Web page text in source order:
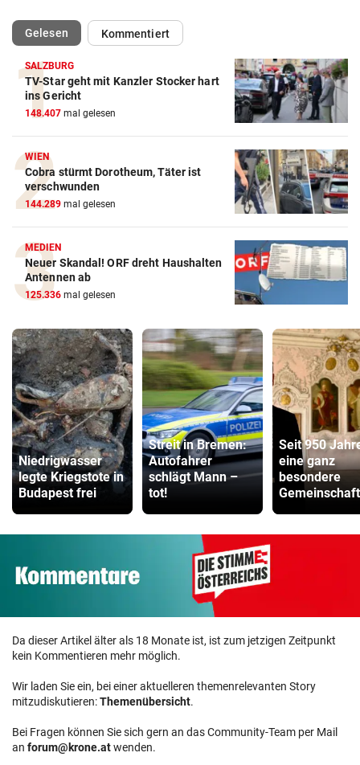
Gelesen(ausgewählt)Kommentiert
SALZBURG
TV-Star geht mit Kanzler Stocker hart
ins Gericht
148.407 mal gelesen
WIEN
Cobra stürmt Dorotheum, Täter ist
verschwunden
144.289 mal gelesen
MEDIEN
Neuer Skandal! ORF dreht Haushalten
Antennen ab
125.336 mal gelesen
Niedrigwasser
legte Kriegstote in
Budapest frei
Streit in Bremen:
Autofahrer
schlägt Mann –
tot!
Seit 950
eine ganz
besondere
Gemeinschaft
Da dieser Artikel älter als 18 Monate ist, ist zum jetzigen Zeitpunkt
kein Kommentieren mehr möglich.
Wir laden Sie ein, bei einer aktuelleren themenrelevanten Story
mitzudiskutieren:Themenübersicht.
Bei Fragen können Sie sich gern an das Community-Team per Mail
an forum@krone.atwenden.